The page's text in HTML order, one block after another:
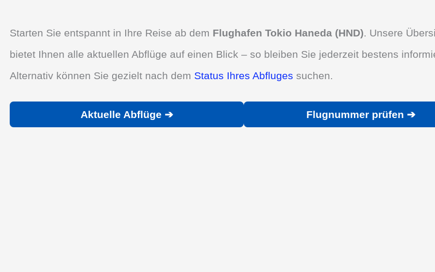
Starten Sie entspannt in Ihre Reise ab dem Flughafen Tokio Haneda (HND) . Unsere
bietet Ihnen alle aktuellen Abflüge auf einen Blick – so bleiben Sie jederzeit bestens
Alternativ können Sie gezielt nach dem Status Ihres Abfluges suchen.
Aktuelle Abflüge ➔ Flugnummer prüfen ➔